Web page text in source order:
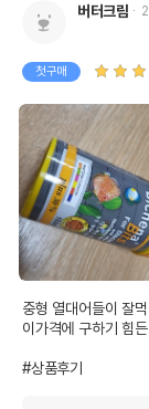
버터크림
첫구매
중형 열대어들이 잘
이가격에 구하기 힘
#상품후기